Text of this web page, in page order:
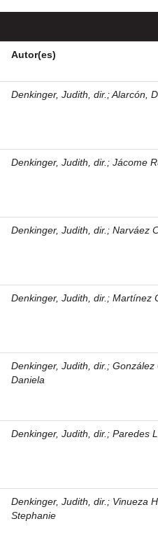
Autor(es)
Denkinger, Judith, dir. ;Alarcón,
Denkinger, Judith, dir. ; Jácome
Denkinger, Judith, dir. ; Narváez
Denkinger, Judith, dir. ; Martínez
Denkinger, Judith, dir. ; González
Daniela
Denkinger, Judith, dir. ; Paredes
Denkinger, Judith, dir. ; Vinueza
Stephanie